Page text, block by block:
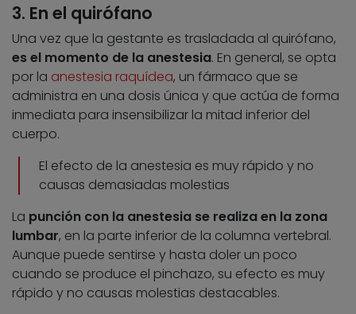
3. En el quirófano
Una vez que la gestante es trasladada al quirófano,
es el momento de la anestesia. En general, se opta
por la anestesia raquídea, un fármaco que se
administra en una dosis única y que actúa de forma
inmediata para insensibilizar la mitad inferior del
cuerpo.
El efecto de la anestesia es muy rápido y no
causas demasiadas molestias
La punción con la anestesia se realiza en la zona
lumbar, en la parte inferior de la columna vertebral.
Aunque puede sentirse y hasta doler un poco
cuando se produce el pinchazo, su efecto es muy
rápido y no causas molestias destacables.